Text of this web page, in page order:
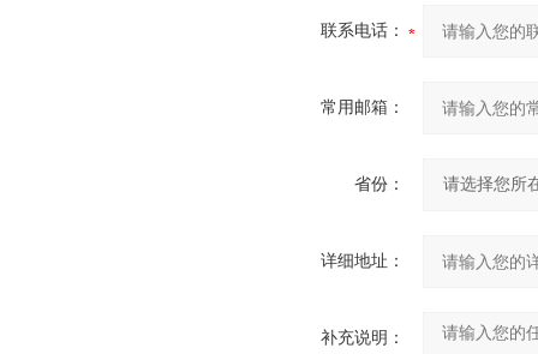
联系电话：
常用邮箱：
省份：
详细地址：
补充说明：